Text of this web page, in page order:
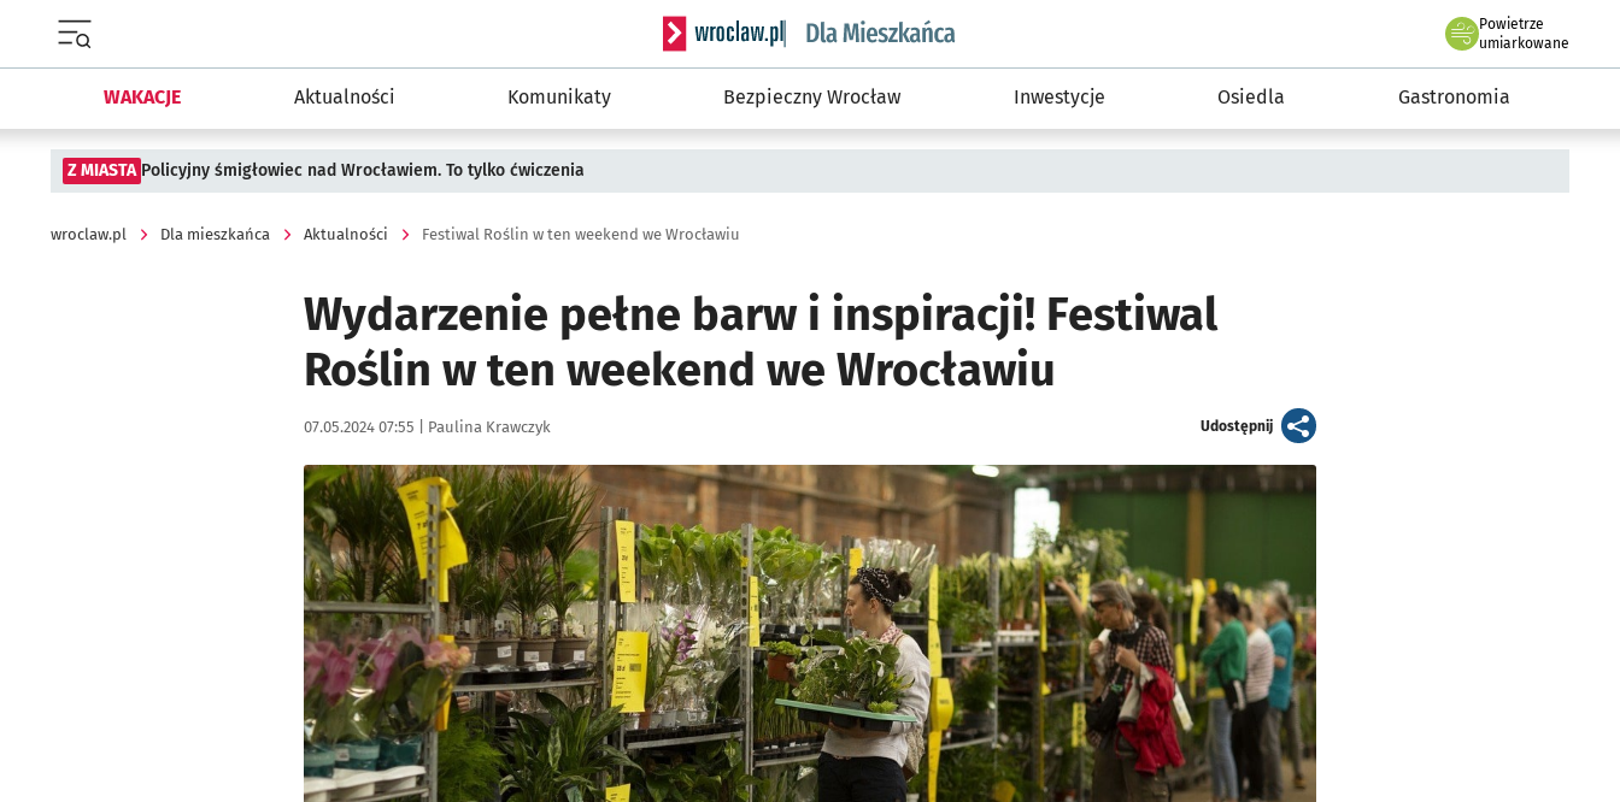
Serwis informacyjny wroclaw.pl podserwis: Dla mieszkańca
Powietrze
we Wrocławiu
umiarkowane
WAKACJE Aktualności Komunikaty Bezpieczny Wrocław Inwestycje Osiedla Gastronomia
Z MIASTA Policyjny śmigłowiec nad Wrocławiem. To tylko ćwiczenia
wroclaw.pl Dla mieszkańca Aktualności Festiwal Roślin w ten weekend we Wrocławiu
Wydarzenie pełne barw i inspiracji! Festiwal
Roślin w ten weekend we Wrocławiu
Data publikacji:
07.05.2024 07:55 | Autor:
Paulina Krawczyk Udostępnijartykuł
Kliknij, aby zobaczyć galerię
Kliknij, aby powiększyć